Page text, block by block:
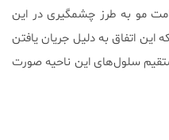
مو به طرز چشمگیری در این
این اتفاق به دلیل جریان یافتن
سلول‌های این ناحیه صورت